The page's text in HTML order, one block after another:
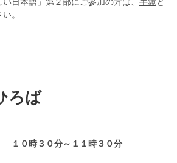
。
ろば
１０時３０分～１１時３０分